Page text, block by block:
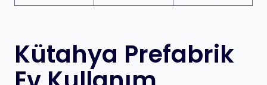
Kütahya Prefabrik